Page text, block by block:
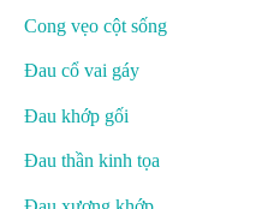
Cong vẹo cột sống
Đau cổ vai gáy
Đau khớp gối
Đau thần kinh tọa